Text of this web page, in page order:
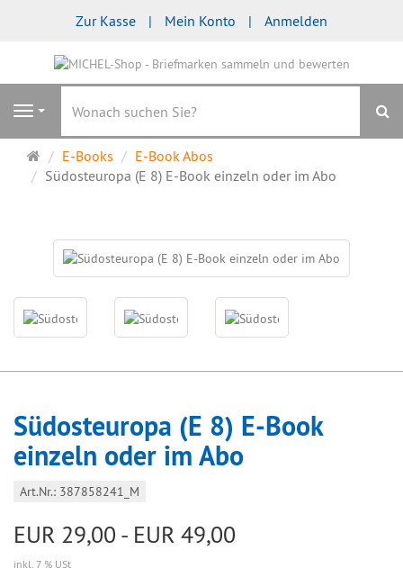
Zur Kasse Mein Konto Anmelden
Navigation
Startseite
E-Books
E-Book Abos
Südosteuropa (E 8) E-Book einzeln oder im Abo
Südosteuropa (E 8) E-Book
einzeln oder im Abo
Art.Nr.: 387858241_M
EUR 29,00 - EUR 49,00
inkl. 7 % USt